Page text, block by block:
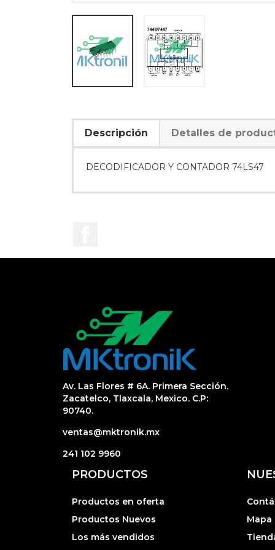
Descripción Detalles de
DECODIFICADOR Y CONTADOR 74LS47
Av. Las Flores # 6A. Primera Sección.
Zacatelco, Tlaxcala, Mexico. C.P:
90740.
ventas@mktronik.mx
241 102 9960
PRODUCTOS
Productos en oferta
Productos Nuevos
Los más vendidos